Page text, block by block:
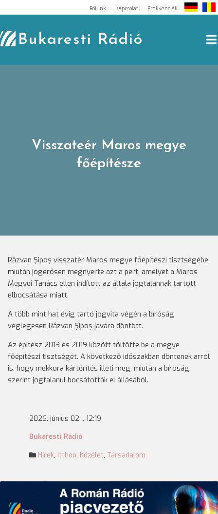
to
content
Rólunk Kapcsolat Frekvenciák
Bukaresti Rádió
Visszateér Maros megye
főépítésze
Răzvan Șipoș visszatér Maros megye főépítészi tisztségébe,
miután jogerősen megnyerte azt a pert, amelyet a Maros
Megyei Tanács ellen indított az általa jogtalannak tartott
elbocsátása miatt.
A több mint hat évig tartó jogvita végén a bíróság
véglegesen Răzvan Șipoș javára döntött.
Az építész 2013 és 2019 között töltötte be a megye
főépítészi tisztségét. A következő időszakban döntenek arról
is, hogy mekkora kártérítés illeti meg, miután a bíróság
szerint jogtalanul bocsátották el állásából.
2026. június 02. , 12:19
Bukaresti Rádió
Hírek, Itthon, Közélet, Társadalom